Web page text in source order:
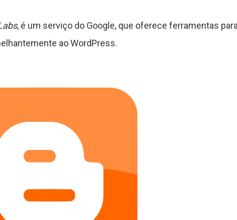
, é um serviço do Google, que oferece ferramentas
ao WordPress.